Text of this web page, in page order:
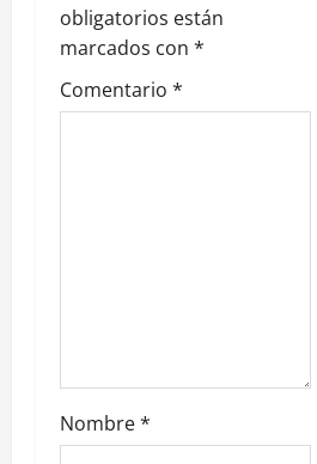
e
e
a
obligatorios están
marcados con *
Comentario *
Nombre*